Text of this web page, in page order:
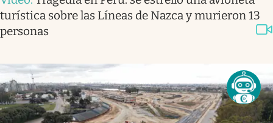
turística sobre las Líneas de Nazca y murieron 13
personas